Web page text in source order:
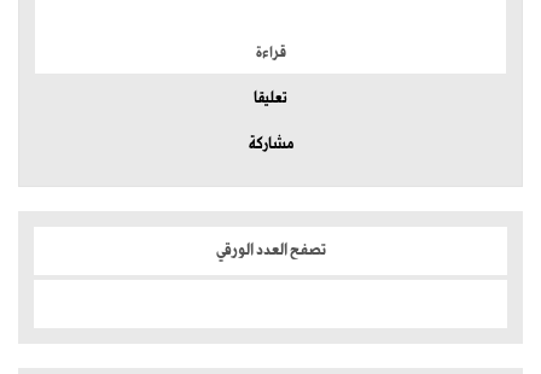
قراءة
تعليقا
مشاركة
تصفح العدد الورقي